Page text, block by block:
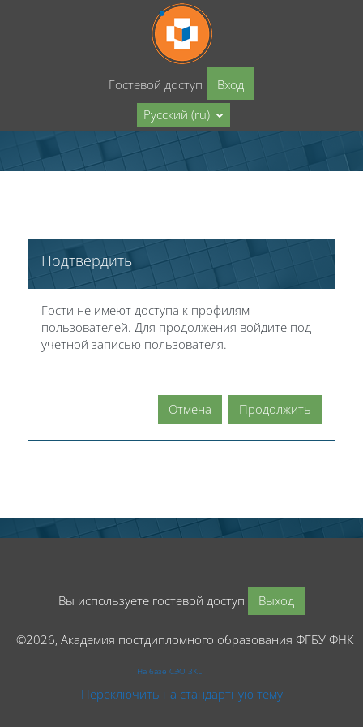
Перейти к основному содержанию
Гостевой доступ
Вход
Русский ‎(ru)‎
Подтвердить
Гости не имеют доступа к профилям
пользователей. Для продолжения войдите под
учетной записью пользователя.
Отмена Продолжить
Вы используете гостевой доступ Выход
©2026, Академия постдипломного образования ФГБУ
На базе СЭО 3KL
Переключить на стандартную тему